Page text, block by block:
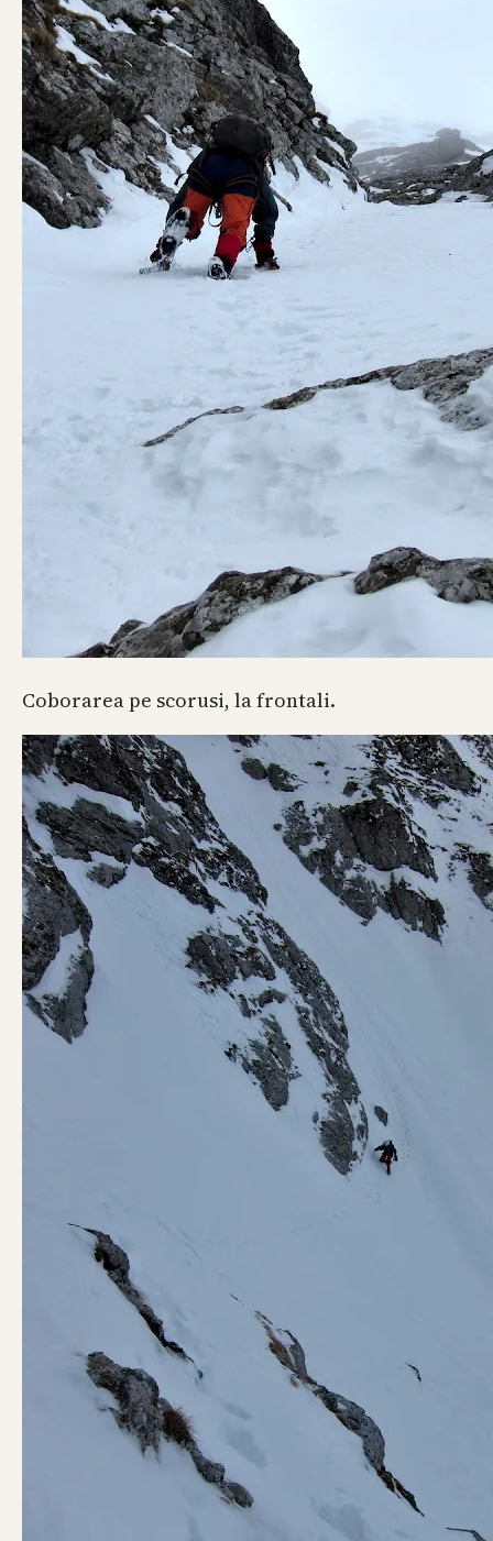
Coborarea pe scorusi, la frontali.